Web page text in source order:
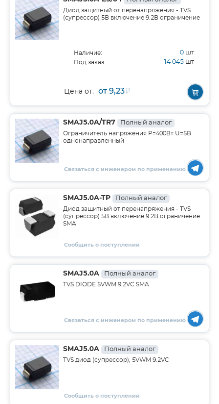
Диод защитный от перенапряжения - TVS
(супрессор) 5В включение 9.2В ограничение
Наличие: 0 шт
Под заказ: 14 045 шт
Цена от: от 9,23₽
SMAJ5.0A/TR7 Полный аналог
Ограничитель напряжения Р=400Вт U=5В
однонаправленный
Связаться с инженером по применению
SMAJ5.0A-TP Полный аналог
Диод защитный от перенапряжения - TVS
(супрессор) 5В включение 9.2В ограничение
SMA
Сообщить о поступлении
SMAJ5.0A Полный аналог
TVS DIODE 5VWM 9.2VC SMA
Связаться с инженером по применению
SMAJ5.0A Полный аналог
TVS диод (супрессор), 5VWM 9.2VC
Сообщить о поступлении